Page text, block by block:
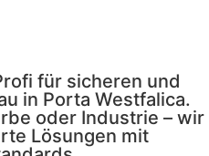
für sicheren und
in Porta Westfalica.
oder Industrie – wir
Lösungen mit